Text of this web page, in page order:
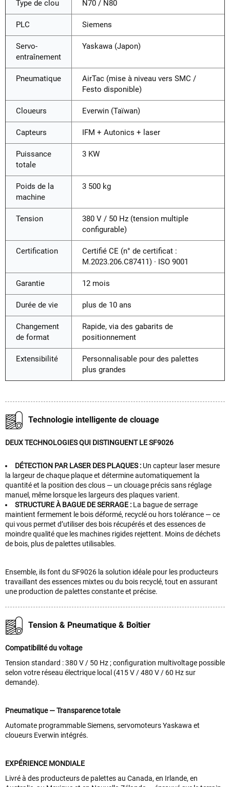
Type de clou N70 / N80
PLC Siemens
Servo-
entraînement
Yaskawa (Japon)
Pneumatique
AirTac (mise à niveau vers SMC /
Festo disponible)
Cloueurs Everwin (Taïwan)
Capteurs IFM + Autonics + laser
Puissance
totale
3 KW
Poids de la
machine
3 500 kg
Tension
380 V / 50 Hz (tension multiple
configurable)
Certification
Certifié CE (n° de certificat :
M.2023.206.C87411) · ISO 9001
Garantie 12 mois
Durée de vie plus de 10 ans
Changement
de format
Rapide, via des gabarits de
positionnement
Extensibilité
Personnalisable pour des palettes
plus grandes
Technologie intelligente de clouage
DEUX TECHNOLOGIES QUI DISTINGUENT LE SF9026
DÉTECTION PAR LASER DES PLAQUES : Un capteur laser mesure
la largeur de chaque plaque et détermine automatiquement la
quantité et la position des clous — un clouage précis sans réglage
manuel, même lorsque les largeurs des plaques varient.
STRUCTURE À BAGUE DE SERRAGE : La bague de serrage
maintient fermement le bois déformé, recyclé ou hors tolérance — ce
qui vous permet d’utiliser des bois récupérés et des essences de
moindre qualité que les machines rigides rejettent. Moins de déchets
de bois, plus de palettes utilisables.
Ensemble, ils font du SF9026 la solution idéale pour les producteurs
travaillant des essences mixtes ou du bois recyclé, tout en assurant
une production de palettes constante et précise.
Tension & Pneumatique & Boîtier
Compatibilité du voltage
Tension standard : 380 V / 50 Hz ; configuration multivoltage possible
selon votre réseau électrique local (415 V / 480 V / 60 Hz sur
demande).
Pneumatique — Transparence totale
Automate programmable Siemens, servomoteurs Yaskawa et
cloueurs Everwin intégrés.
EXPÉRIENCE MONDIALE
Livré à des producteurs de palettes au Canada, en Irlande, en